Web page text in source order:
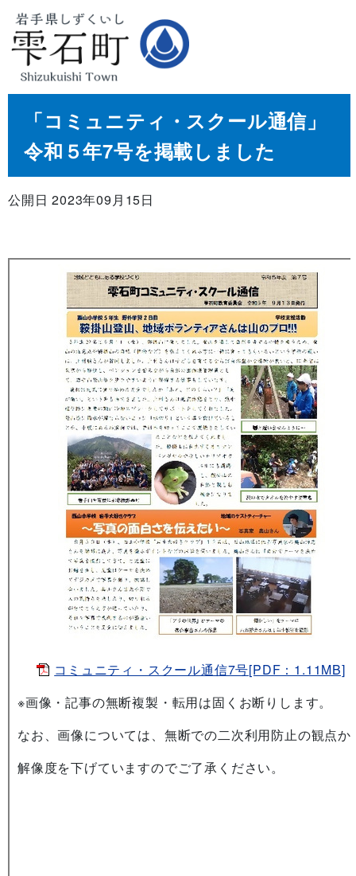
「コミュニティ・スクール通信」
令和５年7号を掲載しました
公開日 2023年09月15日
コミュニティ・スクール通信7号[PDF：1.11MB]
※画像・記事の無断複製・転用は固くお断りします。
なお、画像については、無断での二次利用防止の観点か
解像度を下げていますのでご了承ください。